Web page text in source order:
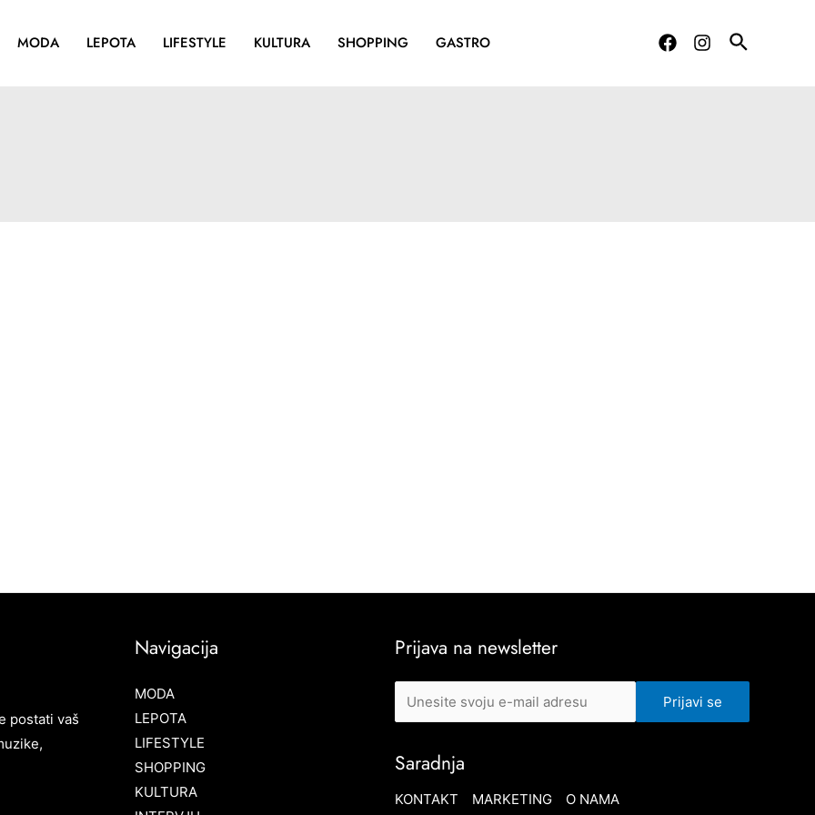
MODA LEPOTA LIFESTYLE KULTURA SHOPPING GASTRO
postati vaš
Navigacija
MODA
LEPOTA
LIFESTYLE
SHOPPING
KULTURA
Prijava na newsletter
Saradnja
KONTAKT MARKETING O NAMA